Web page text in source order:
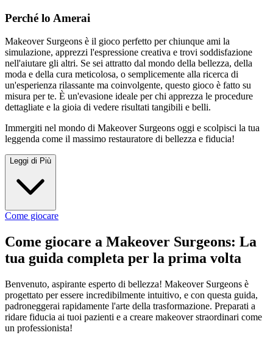
Perché lo Amerai
Makeover Surgeons è il gioco perfetto per chiunque ami la
simulazione, apprezzi l'espressione creativa e trovi soddisfazione
nell'aiutare gli altri. Se sei attratto dal mondo della bellezza, della
moda e della cura meticolosa, o semplicemente alla ricerca di
un'esperienza rilassante ma coinvolgente, questo gioco è fatto su
misura per te. È un'evasione ideale per chi apprezza le procedure
dettagliate e la gioia di vedere risultati tangibili e belli.
Immergiti nel mondo di Makeover Surgeons oggi e scolpisci la tua
leggenda come il massimo restauratore di bellezza e fiducia!
Leggi di Più
Come giocare
Come giocare a Makeover Surgeons: La
tua guida completa per la prima volta
Benvenuto, aspirante esperto di bellezza! Makeover Surgeons è
progettato per essere incredibilmente intuitivo, e con questa guida,
padroneggerai rapidamente l'arte della trasformazione. Preparati a
ridare fiducia ai tuoi pazienti e a creare makeover straordinari come
un professionista!